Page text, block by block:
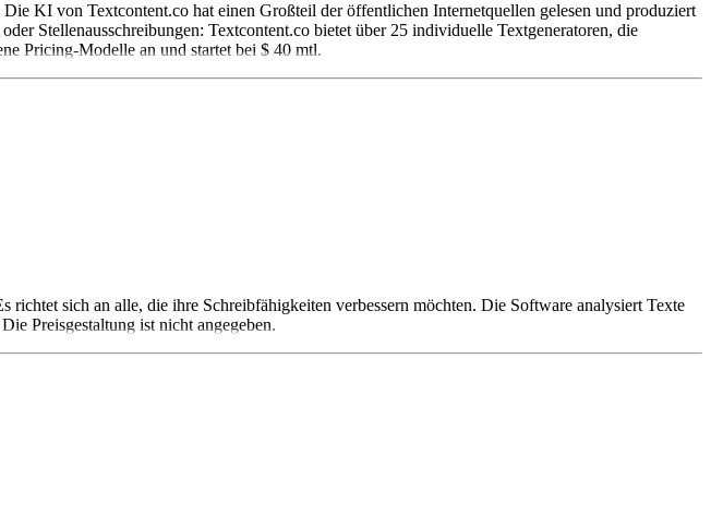
KI von Textcontent.co hat einen Großteil der öffentlichen Internetquellen gelesen und produziert
Stellenausschreibungen: Textcontent.co bietet über 25 individuelle Textgeneratoren, die
Pricing-Modelle an und startet bei $ 40 mtl.
sich an alle, die ihre Schreibfähigkeiten verbessern möchten. Die Software analysiert Texte
Preisgestaltung ist nicht angegeben.